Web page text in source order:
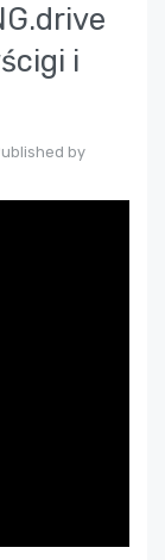
i
by